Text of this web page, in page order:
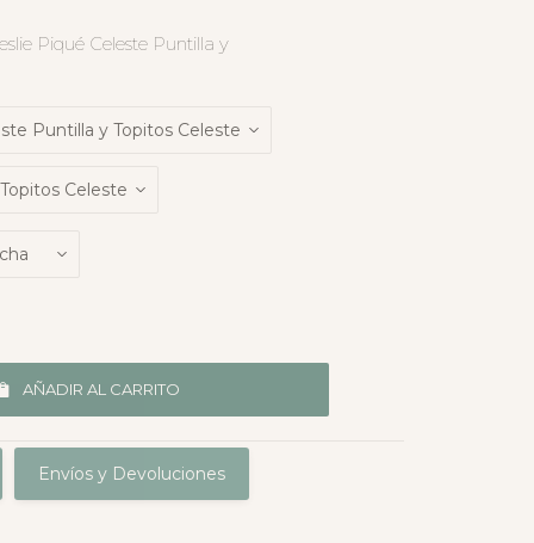
Piqué Celeste Puntilla y
AÑADIR AL CARRITO
Envíos y Devoluciones